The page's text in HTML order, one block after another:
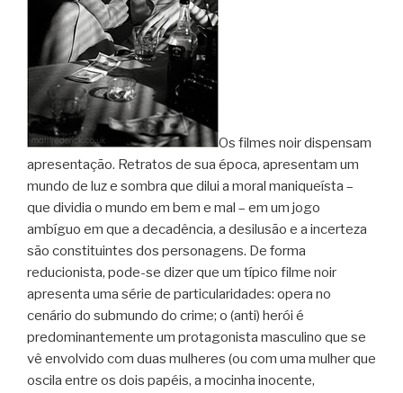
Os filmes noir dispensam
apresentação. Retratos de sua época, apresentam um
mundo de luz e sombra que dilui a moral maniqueísta –
que dividia o mundo em bem e mal – em um jogo
ambíguo em que a decadência, a desilusão e a incerteza
são constituintes dos personagens. De forma
reducionista, pode-se dizer que um típico filme noir
apresenta uma série de particularidades: opera no
cenário do submundo do crime; o (anti) herói é
predominantemente um protagonista masculino que se
vê envolvido com duas mulheres (ou com uma mulher que
oscila entre os dois papéis, a mocinha inocente,